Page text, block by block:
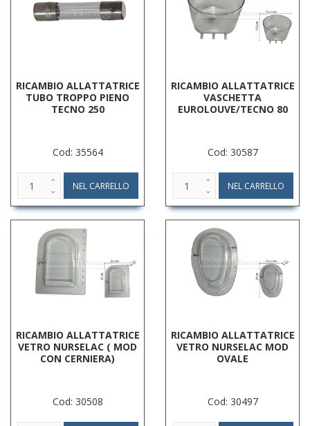
RICAMBIO ALLATTATRICE
TUBO TROPPO PIENO
TECNO 250
Cod: 35564
RICAMBIO ALLATTATRICE
VASCHETTA
EUROLOUVE/TECNO 80
Cod: 30587
RICAMBIO ALLATTATRICE
VETRO NURSELAC ( MOD
CON CERNIERA)
Cod: 30508
RICAMBIO ALLATTATRICE
VETRO NURSELAC MOD
OVALE
Cod: 30497